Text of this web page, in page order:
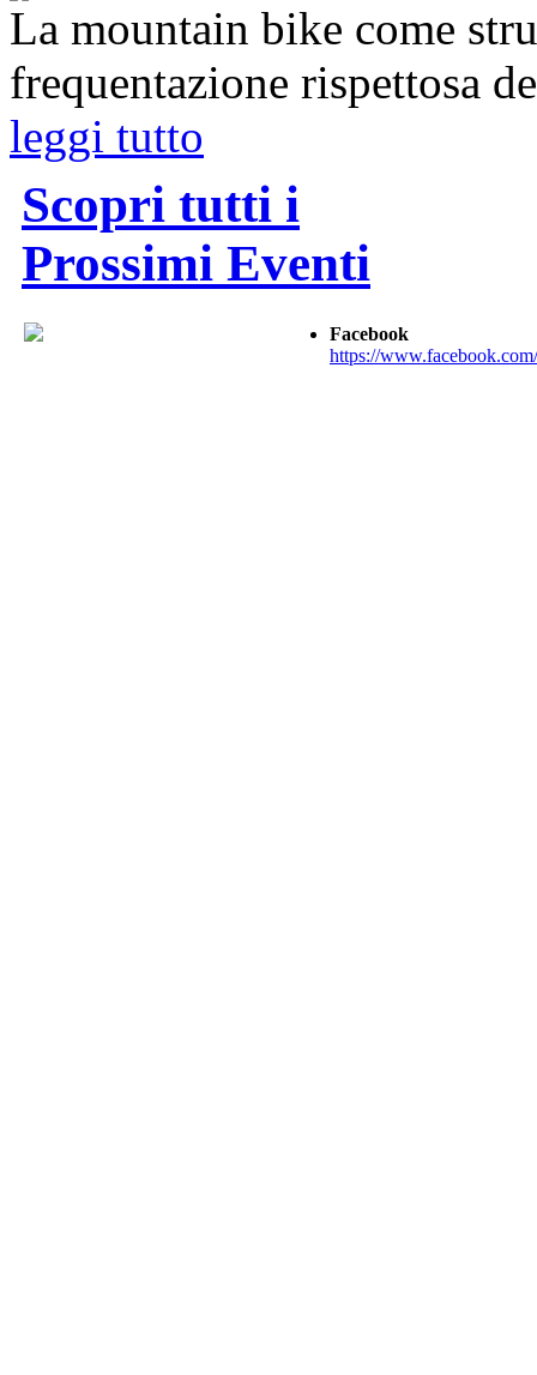
La mountain bike come
frequentazione rispettosa
leggi tutto
Scopri tutti i
Prossimi Eventi
Facebook
https://